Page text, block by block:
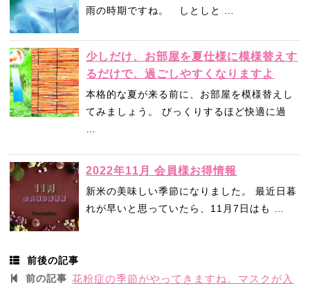
雨の時期ですね。 しとしと …
少しだけ、お部屋を夏仕様に模様替えす
るだけで、過ごしやすくなりますよ
本格的な夏が来る前に、お部屋を模様替えし
てみましょう。 びっくりするほど快適に過
…
2022年11月 会員様お得情報
新米の美味しい季節になりました。 最近日暮
れが早いと思っていたら、11月7日はも …
前後の記事
前の記事 花粉症の季節がやってきますね。マスクが入